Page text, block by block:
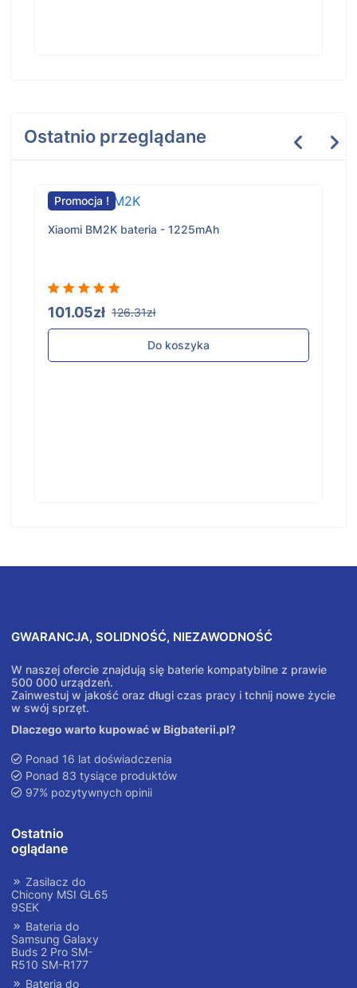
Ostatnio przeglądane
Promocja !
Xiaomi BM2K bateria - 1225mAh
101.05zł 126.31zł
Do koszyka
GWARANCJA, SOLIDNOŚĆ, NIEZAWODNOŚĆ
W naszej ofercie znajdują się baterie kompatybilne z prawie
500 000 urządzeń.
Zainwestuj w jakość oraz długi czas pracy i tchnij nowe życie
w swój sprzęt.
Dlaczego warto kupować w Bigbaterii.pl?
Ponad 16 lat doświadczenia
Ponad 83 tysiące produktów
97% pozytywnych opinii
Ostatnio
oglądane
Zasilacz do
Chicony MSI GL65
9SEK
Bateria do
Samsung Galaxy
Buds 2 Pro SM-
R510 SM-R177
Bateria do